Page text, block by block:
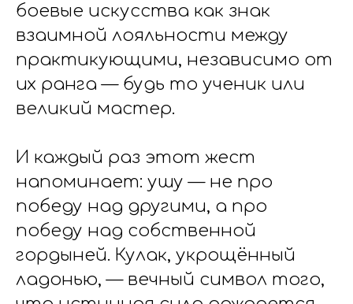
боевые искусства как знак
взаимной лояльности между
практикующими, независимо от
их ранга — будь то ученик или
великий мастер.
И каждый раз этот жест
напоминает: ушу — не про
победу над другими, а про
победу над собственной
гордыней. Кулак, укрощённый
ладонью, — вечный символ того,